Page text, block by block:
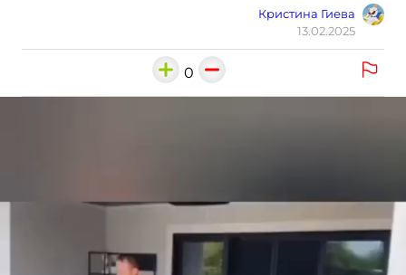
Кристина Гиева
13.02.2025
0